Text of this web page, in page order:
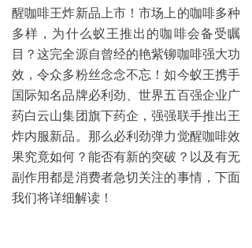
醒咖啡王炸新品上市！市场上的咖啡多种
多样，为什么蚁王推出的咖啡会备受瞩
目？这完全源自曾经的艳紫铆咖啡强大功
效，令众多粉丝念念不忘！如今蚁王携手
国际知名品牌必利劲、世界五百强企业广
药白云山集团旗下药企，强强联手推出王
炸内服新品。那么必利劲弹力觉醒咖啡效
果究竟如何？能否有新的突破？以及有无
副作用都是消费者急切关注的事情，下面
我们将详细解读！